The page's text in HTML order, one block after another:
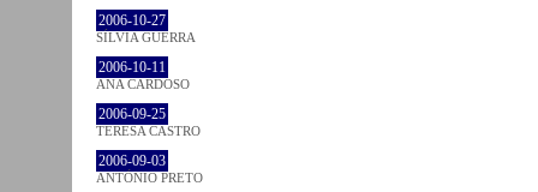
2006-10-27
SÍLVIA GUERRA
2006-10-11
ANA CARDOSO
2006-09-25
TERESA CASTRO
2006-09-03
ANTÓNIO PRETO